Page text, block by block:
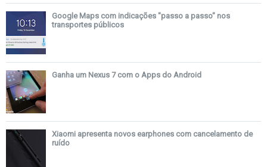
Google Maps com indicações "passo a passo" nos
transportes públicos
Ganha um Nexus 7 com o Apps do Android
Xiaomi apresenta novos earphones com cancelamento de
ruído